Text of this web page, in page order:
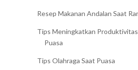
Resep Makanan Andalan Saat
Tips Meningkatkan
Puasa
Tips Olahraga Saat Puasa